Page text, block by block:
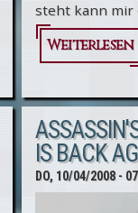
steht kann mir
Weiterlesen
IS BACK
DO, 10/04/2008 -